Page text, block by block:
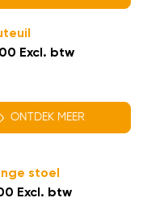
Excl. btw
ONTDEK MEER
stoel
Excl. btw